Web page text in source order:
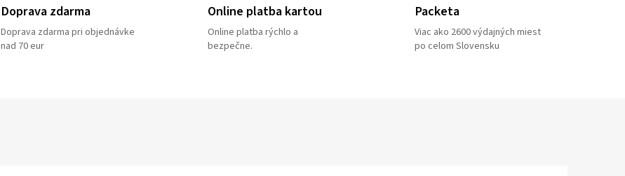
Doprava zdarma
Doprava zdarma pri objednávke
nad 70 eur
Online platba kartou
Online platba rýchlo a
bezpečne.
Packeta
Viac ako 2600 výdajných miest
po celom Slovensku